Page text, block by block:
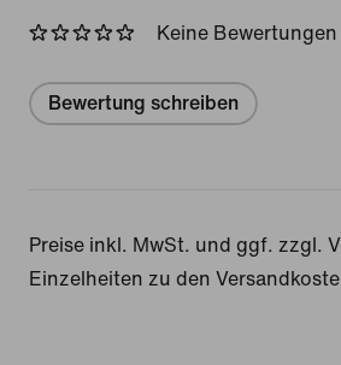
Keine Bewertungen
Bewertung schreiben
Preise inkl. MwSt. und ggf. zzgl.
Einzelheiten zu den